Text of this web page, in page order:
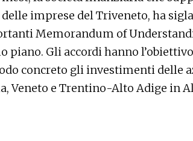
delle imprese del Triveneto, ha
Memorandum of
piano. Gli accordi hanno
concreto gli investimenti delle
Veneto e Trentino-Alto Adige in